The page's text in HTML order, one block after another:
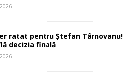
ratat pentru Ștefan Târnovanu!
decizia finală